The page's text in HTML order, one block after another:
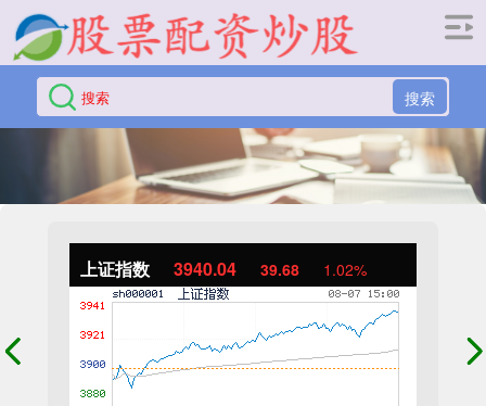
搜索
上证指数 3940.04 39.68 1.02%